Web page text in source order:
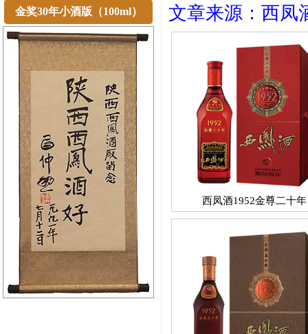
金奖30年小酒版（100ml） 文章来源：西凤
西凤酒1952金尊二十年